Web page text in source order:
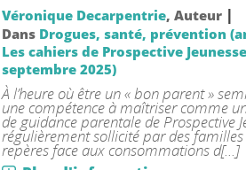
Véronique Decarpentrie, Auteur |
Dans Drogues, santé, prévention
Les cahiers de Prospective
septembre 2025)
À l’heure où être un « bon parent »
une compétence à maîtriser comme
de guidance parentale de Prospective
régulièrement sollicité par des
repères face aux consommations d[...]